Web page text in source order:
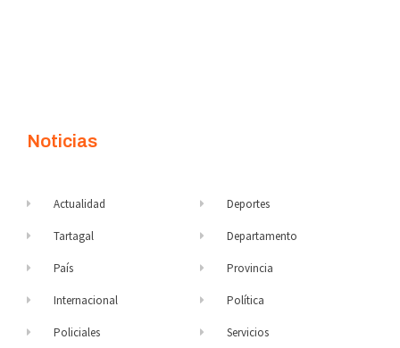
Noticias
Actualidad
Tartagal
País
Internacional
Policiales
Deportes
Departamento
Provincia
Política
Servicios